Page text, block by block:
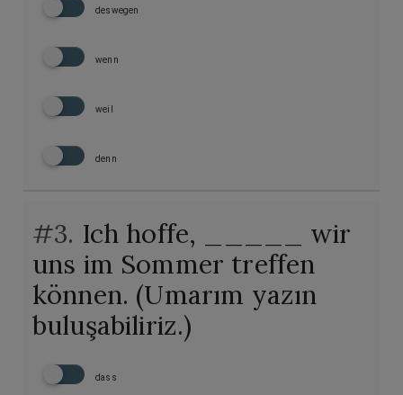
deswegen
wenn
weil
denn
#3. Ich hoffe, _____ wir
uns im Sommer treffen
können. (Umarım yazın
buluşabiliriz.)
dass